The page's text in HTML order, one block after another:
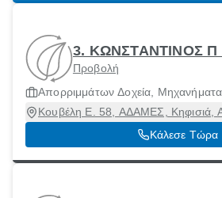
3. ΚΩΝΣΤΑΝΤΙΝΟΣ
Προβολή
Απορριμμάτων Δοχεία, Μηχανήματα
Κουβέλη Ε. 58, ΑΔΑΜΕΣ, Κηφισιά,
Κάλεσε Τώρα